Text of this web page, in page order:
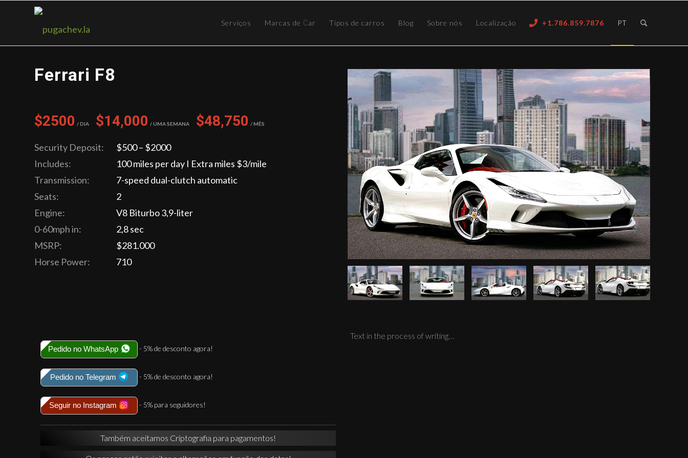
Serviços Marcas de Сar Tipos de carros Blog Sobre nós Localização +1.786.859.7876 PT
Ferrari F8
$2500 / Dia $14,000 / Uma semana $48,750 / Mês
Security Deposit:
$500 – $2000
Includes:
100 miles per day I Extra miles $3/mile
Transmission:
7-speed dual-clutch automatic
Seats:
2
Engine:
V8 Biturbo 3,9-liter
0-60mph in:
2,8 sec
MSRP:
$281.000
Horse Power:
710
Pedido no WhatsApp - 5% de desconto agora!
Pedido no Telegram - 5% de desconto agora!
Seguir no Instagram - 5% para seguidores!
Também aceitamos Criptografia para pagamentos!
Text in the process of writing…